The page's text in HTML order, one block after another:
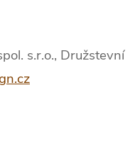
s.r.o., Družstevní